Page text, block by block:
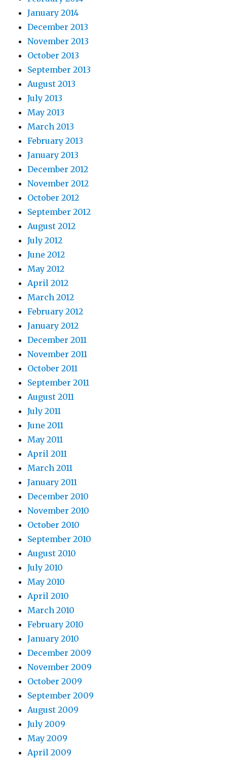
January 2014
December 2013
November 2013
October 2013
September 2013
August 2013
July 2013
May 2013
March 2013
February 2013
January 2013
December 2012
November 2012
October 2012
September 2012
August 2012
July 2012
June 2012
May 2012
April 2012
March 2012
February 2012
January 2012
December 2011
November 2011
October 2011
September 2011
August 2011
July 2011
June 2011
May 2011
April 2011
March 2011
January 2011
December 2010
November 2010
October 2010
September 2010
August 2010
July 2010
May 2010
April 2010
March 2010
February 2010
January 2010
December 2009
November 2009
October 2009
September 2009
August 2009
July 2009
May 2009
April 2009